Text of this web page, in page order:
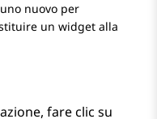
nuovo per
un widget alla
fare clic su